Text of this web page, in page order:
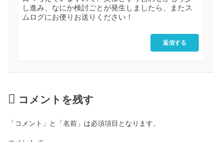
し進み、なにか検討ごとが発生しましたら、またス
ムログにお便りお送りください！
返信する
コメントを残す
「コメント」と「名前」は必須項目となります。